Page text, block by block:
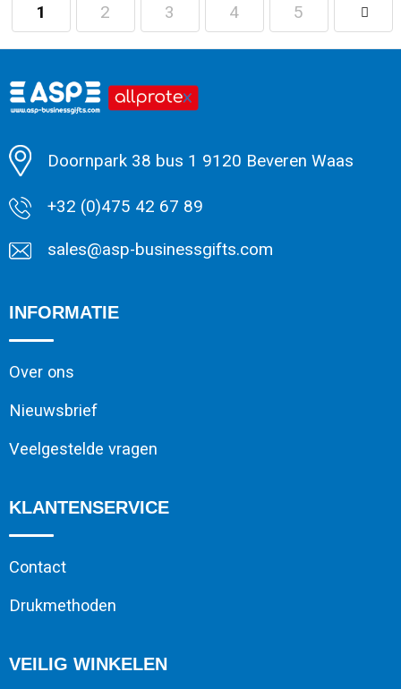
Minimale afname: 1
1 2 3 4 5
Doornpark 38 bus 1 9120 Beveren Waas
+32 (0)475 42 67 89
sales@asp-businessgifts.com
INFORMATIE
Over ons
Nieuwsbrief
Veelgestelde vragen
KLANTENSERVICE
Contact
Drukmethoden
VEILIG WINKELEN